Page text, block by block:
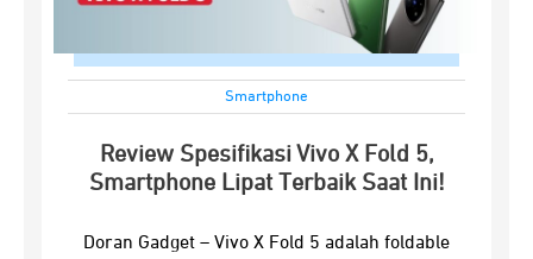
Smartphone
Review Spesifikasi Vivo X Fold 5,
Smartphone Lipat Terbaik Saat Ini!
Doran Gadget – Vivo X Fold 5 adalah foldable